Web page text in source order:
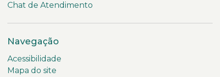
Chat de Atendimento
Navegação
Acessibilidade
Mapa do site